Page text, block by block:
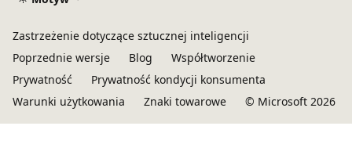
Zastrzeżenie dotyczące sztucznej inteligencji
Poprzednie wersje
Blog
Współtworzenie
Prywatność
Prywatność kondycji konsumenta
Warunki użytkowania
Znaki towarowe © Microsoft 2026